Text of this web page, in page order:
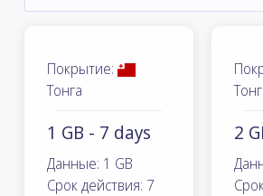
Покрытие:
Тонга
1 GB - 7 days
Данные: 1 GB
Срок действия: 7
2